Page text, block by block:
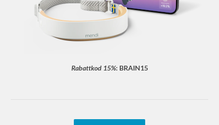
Rabattkod 15%: BRAIN15